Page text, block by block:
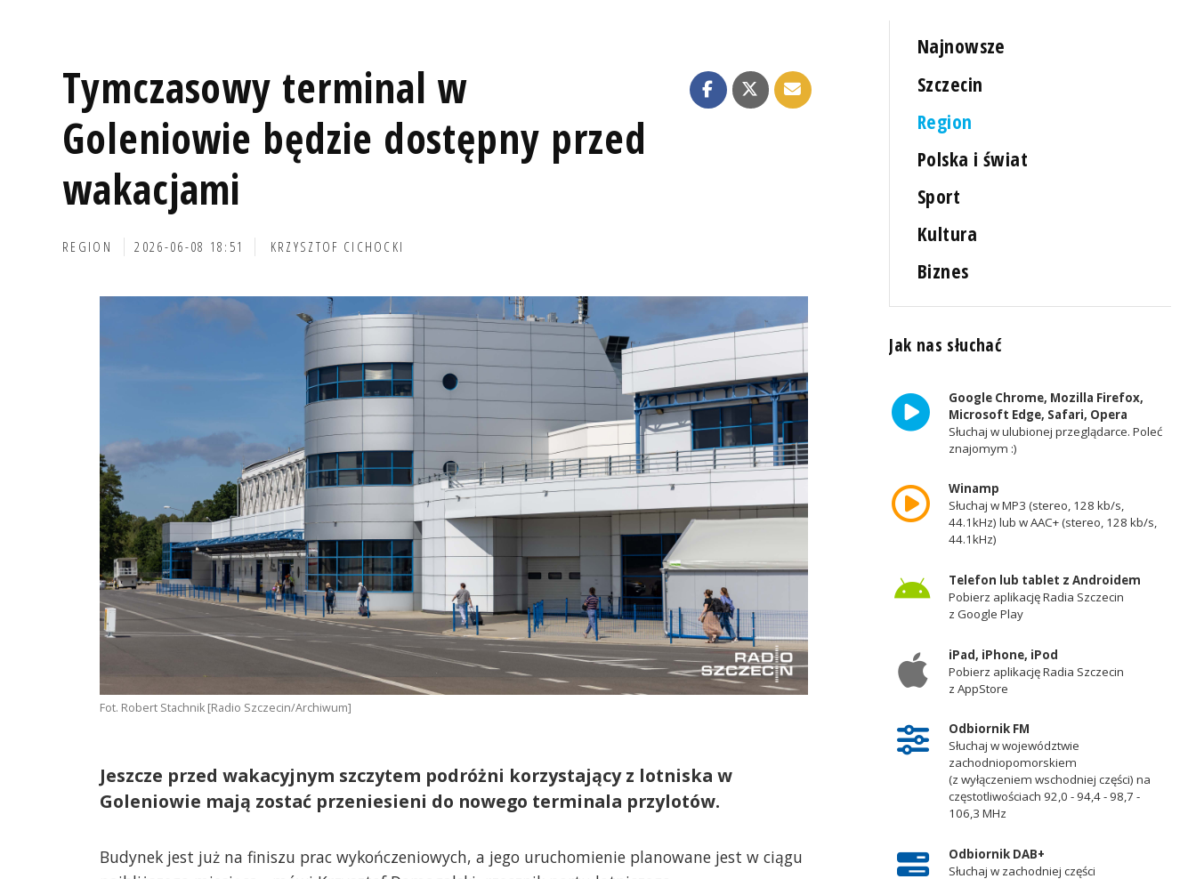
Tymczasowy terminal w
Goleniowie będzie dostępny przed
wakacjami
REGION 2026-06-08 18:51 KRZYSZTOF CICHOCKI
Fot. Robert Stachnik [Radio Szczecin/Archiwum]
Jeszcze przed wakacyjnym szczytem podróżni korzystający z lotniska w
Goleniowie mają zostać przeniesieni do nowego terminala przylotów.
Budynek jest już na finiszu prac wykończeniowych, a jego uruchomienie planowane jest w ciągu
Najnowsze
Szczecin
Region
Polska i świat
Sport
Kultura
Biznes
Jak nas słuchać
Google Chrome, Mozilla Firefox,
Microsoft Edge, Safari, Opera
Słuchaj w ulubionej przeglądarce. Poleć
znajomym :)
Winamp
Słuchaj w MP3 (stereo, 128 kb/s,
44.1kHz) lub w AAC+ (stereo, 128 kb/s,
44.1kHz)
Telefon lub tablet z Androidem
Pobierz aplikację Radia Szczecin
z Google Play
iPad, iPhone, iPod
Pobierz aplikację Radia Szczecin
z AppStore
Odbiornik FM
Słuchaj w województwie
zachodniopomorskiem
(z wyłączeniem wschodniej części) na
częstotliwościach 92,0 - 94,4 - 98,7 -
106,3 MHz
Odbiornik DAB+
Słuchaj w zachodniej części